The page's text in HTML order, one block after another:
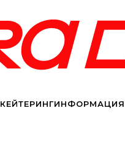
КЕЙТЕРИНГИНФОРМАЦИЯ